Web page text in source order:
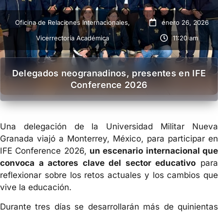
Oficina de Relaciones Internacionales,
Vicerrectoría Académica
enero 26, 2026
11:20 am
Delegados neogranadinos, presentes en IFE
Conference 2026
Una delegación de la Universidad Militar Nueva
Granada viajó a Monterrey, México, para participar en
IFE Conference 2026, un escenario internacional que
convoca a actores clave del sector educativo para
reflexionar sobre los retos actuales y los cambios que
vive la educación.
Durante tres días se desarrollarán más de quinientas